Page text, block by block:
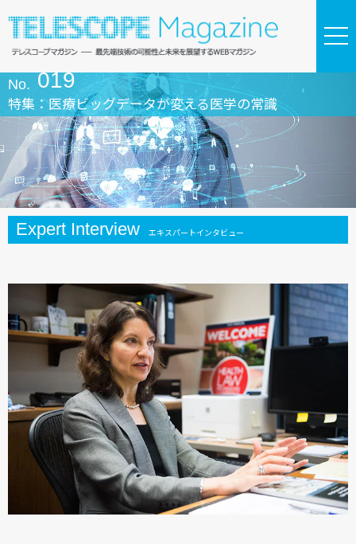
No. 019
特集：医療ビッグデータが変える医学の常識
Expert Interview エキスパートインタビュー